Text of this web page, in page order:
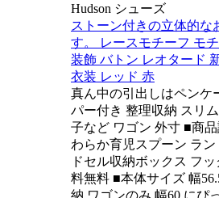
Hudson シューズ
ストーン付きの立体的な
す。 レースモチーフ モ
装飾 バトン レオタード
衣装 レッド 赤
真ん中の引出しはペンケ
パー付き 整理収納 スリ
子など ワゴン 外寸 ■商
わらか育児スプーン ラ
ドセル収納ボックス フ
料無料 ■本体サイズ 幅
納 ワゴンのみ 幅60 にぴ